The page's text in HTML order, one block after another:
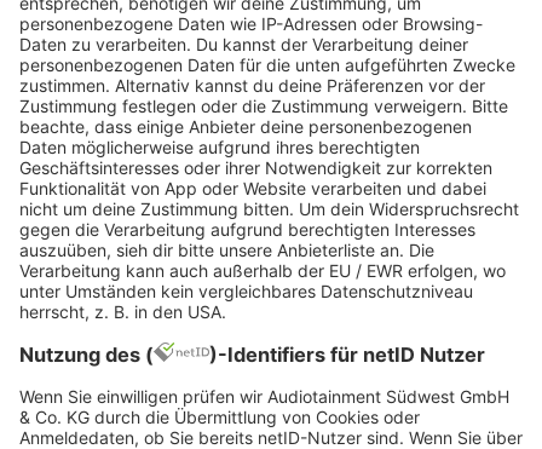
Vorgesetztenstruktur geführt. Inoffiziell
bestimmt jedoch eine Person (meist die
ehemalige Führungskraft) weiterhin über
Deadlines, Vorgehensweisen und Abnahmen –
nur eben subtil und ohne offizielle Rolle.
Fazit: Die Zukunft der Führung
gestalten
Freue dich auf eine dynamische Zukunft in der
Führung! Moderne Ansätze im Leadership fordern